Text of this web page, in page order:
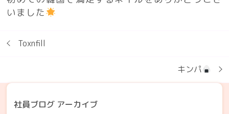
いました
Toxnfill
キンパ
社員ブログ アーカイブ